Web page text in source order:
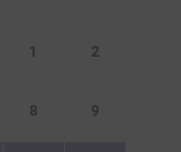
1 2
8 9